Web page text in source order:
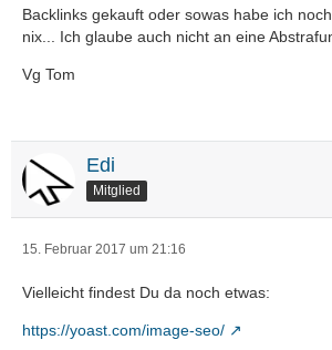
Backlinks gekauft oder sowas habe ich
nix... Ich glaube auch nicht an eine
Vg Tom
Edi
Mitglied
15. Februar 2017 um 21:16
Vielleicht findest Du da noch etwas:
https://yoast.com/image-seo/